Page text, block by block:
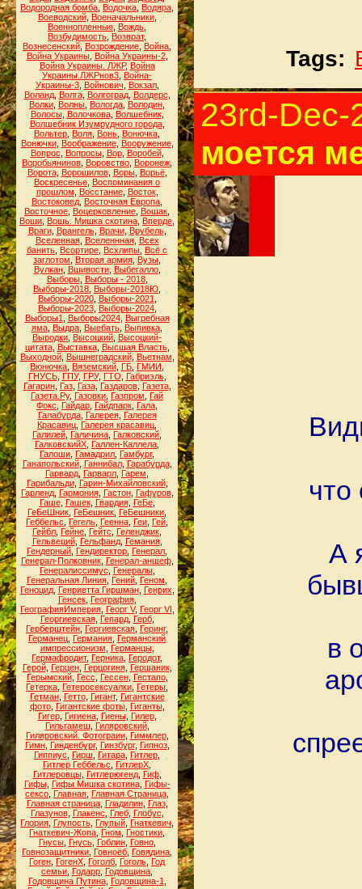
Водородная бомба Водочка Водяра
Воеводский, Военачальники,
Военнопленные Вождь
Возбудимость Возврат,
Вознесенский Возрождение Война
Война Украины, Война Украины-2,
Война Украины. ЛЖР, Война
Украины.ЛЖРнов3 Война-
Украины-3, Войнович Вокзал,
Воланд, Волга, Волгоград, Волдерс
Волки Волны Вологда Володин
Волосы, Волочкова, Волшебник,
Волшебник Изумрудного города,
Вольтер Воля Вонь Вонючка
Вонючки, Воображение, Вооружение,
Вопрос
Вопросы, Вор, Воробей,
Воробьянинов Воровство Воронеж
Ворота, Ворошилов, Воры, Ворьё,
Воскресенье Воспоминания о
прошлом
Восстание, Восток,
Востоковед Восточная Европа
Восточное Воцерковление Вошак
Воши Вошь. Мишка скотина Вперде
Враги, Врангель, Врачи, Врубель,
Вселенная, Вселеннная, Всех
банить Всортире Всхлипы Всё с
заглотом
Вторая армия Вузы
Вулкан, Вшивости, Выбегалло,
Выборы, Выборы - 2018,
Выборы-2018 Выборы-2018Ю
Выборы-2020, Выборы-2021
Выборы-2023, Выборы-2024,
Выборы1
Выборы2024, Выгребная
яма Выдра Выебать Выпивка
Выродки Высоцкий Высоцкий-
цитата, Выставка, Высшая Власть,
Выходной, Вышнеградский, Вьетнам
Вюнючка Вяземский ГБ ГМИИ
ГНУСЬ, ГПУ, ГРУ, ГТО Габриэль,
Гагарин, Газ, Газа, Газдаров, Газета,
Газета.Ру, Газовки Газпром
Гай
Фокс
Гайдар Гайдпарк Гала
Галабурда, Галерея, Галерея
Красавиц Галерея красавиц
Галилей Галичина Галковский
ГалковскийХ Галлен-Каллела
Галоши Гамадрил Гамбург,
Ганапольский, Ганнибал, Гарабурда,
Гарвард Гарварл Гарем
Гарибальди, Гарин-Михайловский,
Гарленд, Гармония, Гастон, Гафуров,
Гаше, Гашек, Гвардия, ГеБе,
ГеБеШник ГеБешник ГеБешники
Геббельс
Гегель Геенна Геи Гей
Гейбл Гейне Гейтс Геленджик
Гельвеций, Гельфанд, Гемания,
Гендерный Гендиректор Генерал
Генерал-Полковник, Генерал-аншеф,
Генералиссимус
Генералы,
Генеральная Линия Гений Геном
Геноцид, Генриетта Гиршман, Генрих
Генсек, География,
ГеографияИмперия, Георг V, Георг VI
Георгиевская, Гепард, Герб,
Герберштейн Гергиевская Геринг,
Германец Германия Германский
импрессионизм
Германцы,
Гермафродит, Герника Геродот,
Герой, Герцен, Герцогиня, Гершаник,
Герымский, Гесс Гессен, Гестапо,
Гетерка Гетеросексуалки Гетеры
Гетман, Гетто, Гигант, Гигантские
фото, Гигантские фоты, Гиганты,
Гигер, Гигиена, Гиены, Гилер,
Гильгамеш
Гиляровский,
Гиляровский. Фотограии, Гиммлер,
Гимн, Гинденбург, Гинзбург, Гипноз,
Гиппиус
Гирш Гитара Гитлер
Гитлер Геббельс
ГитлерХ
Гитлеровцы, Гитлерюгенд, Гиф,
Гифы, Гифы Мишка скотина, Гифы-
сексо Главная Главная Страница
Главная страница, Гладилин, Глаз,
Глазунов, Глакенс Глеб, Глобус
Глория Глупость Глупый Гнаткевич
Гнаткевич-Жопа Гном Гностики
Гнусы, Гнусь, Гоблин, Говно,
Говнозащитники Говноёб Говядина
Гоген ГогенХ Гоголб Гоголь Год
семьи Годарр Годовщина
Годовщина Путина, Годовщина-1
Tags:
23rd-Dec-
моется
что
А
в